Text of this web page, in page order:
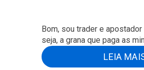
Bom, sou trader e
seja, a grana que paga as
LEIA